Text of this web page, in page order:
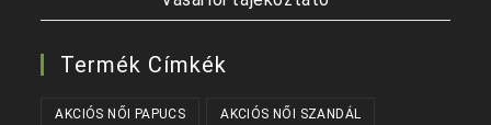
Termék Címkék
AKCIÓS NŐI PAPUCS AKCIÓS NŐI SZANDÁL